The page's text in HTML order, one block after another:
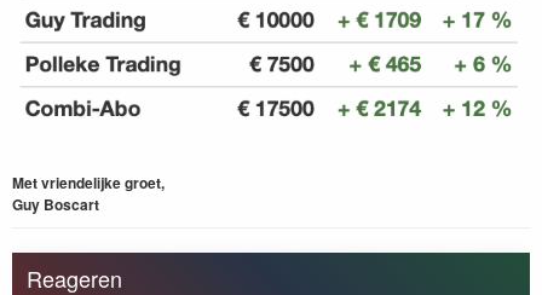
Met vriendelijke groet,
Guy Boscart
Reageren